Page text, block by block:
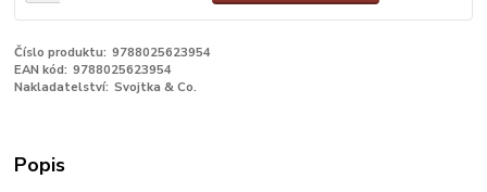
Číslo produktu: 9788025623954
EAN kód: 9788025623954
Nakladatelství: Svojtka & Co.
Popis